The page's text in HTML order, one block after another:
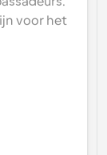
voor het